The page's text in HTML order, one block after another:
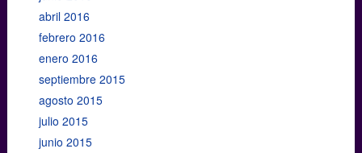
abril 2016
febrero 2016
enero 2016
septiembre 2015
agosto 2015
julio 2015
junio 2015